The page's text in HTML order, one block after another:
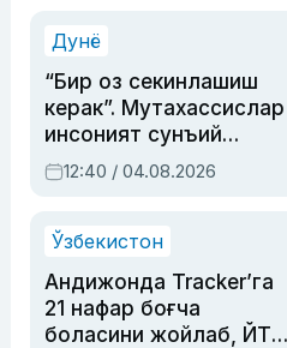
синовларга тўла ҳаёти
Дунё
“Бир оз секинлашиш
керак”. Мутахассислар
инсоният сунъий
интеллектни бошқара
олмай қолишидан
12:40 / 04.08.2026
Ўзбекистон
Андижонда Tracker’га
21 нафар боғча
боласини жойлаб, ЙТҲ